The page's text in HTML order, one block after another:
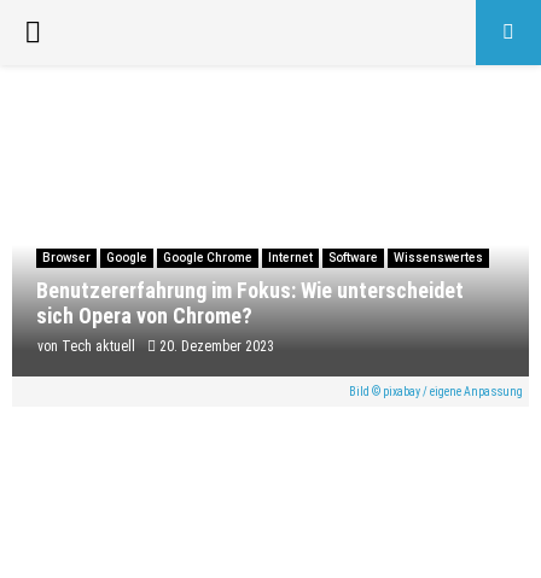
PRIMARY
Browser Google Google Chrome Internet Software Wissenswertes
Benutzererfahrung im Fokus: Wie unterscheidet
sich Opera von Chrome?
von Tech aktuell 20. Dezember 2023
Bild © pixabay / eigene Anpassung